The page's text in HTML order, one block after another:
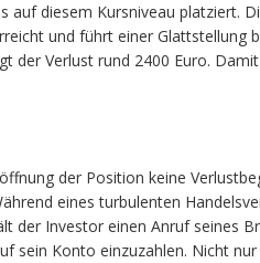
auf diesem Kursniveau platziert.
und führt einer Glattstellung
der Verlust rund 2400 Euro.
der Position keine
eines turbulenten
der Investor einen Anruf seines
sein Konto einzuzahlen. Nicht